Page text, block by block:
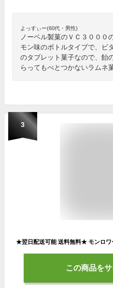
よっすぃー(60代・男性)
ノーベル製菓のＶＣ３０００
モン味のボトルタイプで、ビ
のタブレット菓子なので、飴
らってもべとつかないラムネ
3
この商品を